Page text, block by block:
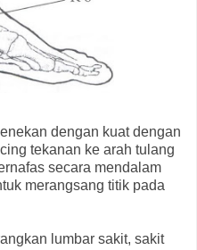
dengan kuat dengan
tekanan ke arah tulang
secara mendalam
merangsang titik pada
lumbar sakit, sakit